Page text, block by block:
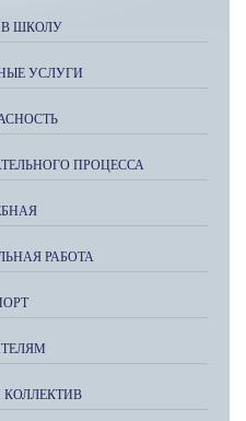
ШКОЛУ
УСЛУГИ
ПРОЦЕССА
РАБОТА
КОЛЛЕКТИВ